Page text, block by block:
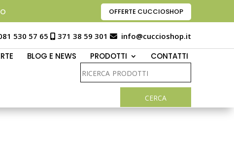
OFFERTE CUCCIOSHOP
530 57 65 371 38 59 301 info@cuccioshop.it
BLOG E NEWS PRODOTTI CONTATTI